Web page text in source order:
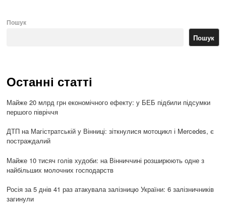
Пошук
Пошук
Останні статті
Майже 20 млрд грн економічного ефекту: у БЕБ підбили підсумки
першого півріччя
ДТП на Магістратській у Вінниці: зіткнулися мотоцикл і Mercedes, є
постраждалий
Майже 10 тисяч голів худоби: на Вінниччині розширюють одне з
найбільших молочних господарств
Росія за 5 днів 41 раз атакувала залізницю України: 6 залізничників
загинули